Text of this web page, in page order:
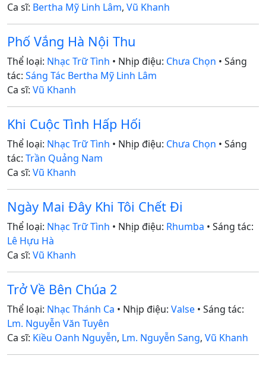
Ca sĩ: Bertha Mỹ Linh Lâm, Vũ Khanh
Phố Vắng Hà Nội Thu
Thể loại: Nhạc Trữ Tình • Nhịp điệu: Chưa Chọn • Sáng
tác: Sáng Tác Bertha Mỹ Linh Lâm
Ca sĩ: Vũ Khanh
Khi Cuộc Tình Hấp Hối
Thể loại: Nhạc Trữ Tình • Nhịp điệu: Chưa Chọn • Sáng
tác: Trần Quảng Nam
Ca sĩ: Vũ Khanh
Ngày Mai Đây Khi Tôi Chết Đi
Thể loại: Nhạc Trữ Tình • Nhịp điệu: Rhumba • Sáng tác:
Lê Hựu Hà
Ca sĩ: Vũ Khanh
Trở Về Bên Chúa 2
Thể loại: Nhạc Thánh Ca • Nhịp điệu: Valse • Sáng tác:
Lm. Nguyễn Văn Tuyên
Ca sĩ: Kiều Oanh Nguyễn, Lm. Nguyễn Sang, Vũ Khanh